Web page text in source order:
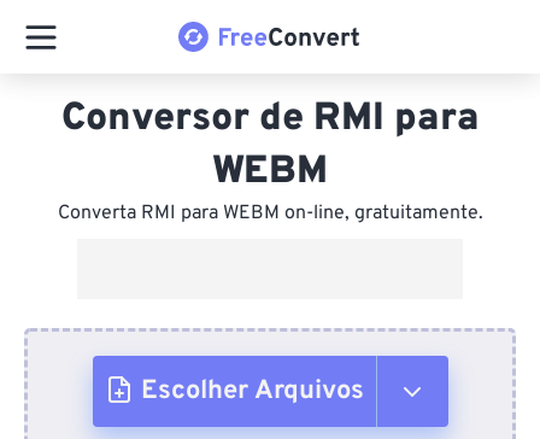
Conversor de RMI para
WEBM
Converta RMI para WEBM on-line, gratuitamente.
Escolher Arquivos